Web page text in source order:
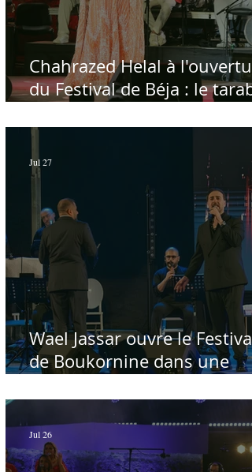
Chahrazed Helal à
du Festival de Béja : le tarab
Wael Jassar ouvre le Festival
de Boukornine dans une
à guichets fermés - Par
Manaï
Jul 27
Jul 26